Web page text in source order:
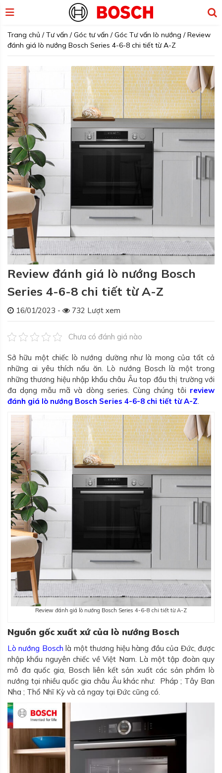
Trang chủ /Tư vấn /Góc tư vấn /Góc Tư vấn lò nướng /Review
đánh giá lò nướng Bosch Series 4-6-8 chi tiết từ A-Z
Review đánh giá lò nướng Bosch
Series 4-6-8 chi tiết từ A-Z
16/01/2023 - 732 Lượt xem
Chưa có đánh giá nào
Sở hữu một chiếc lò nướng dường như là mong của tất cả
những ai yêu thích nấu ăn. Lò nướng Bosch là một trong
những thương hiệu nhập khẩu châu Âu top đầu thị trường với
đa dạng mẫu mã và dòng series. Cùng chúng tôi review
đánh giá lò nướng Bosch Series 4-6-8 chi tiết từ A-Z.
Review đánh giá lò nướng Bosch Series 4-6-8 chi tiết từ A-Z
Nguồn gốc xuất xứ của lò nướng Bosch
Lò nướng Bosch là một thương hiệu hàng đầu của Đức, được
nhập khẩu nguyên chiếc về Việt Nam. Là một tập đoàn quy
mô đa quốc gia, Bosch liên kết sản xuất các sản phẩm lò
nướng tại nhiều quốc gia châu Âu khác như: Pháp ; Tây Ban
Nha ; Thổ Nhĩ Kỳ và cả ngay tại Đức cũng có.